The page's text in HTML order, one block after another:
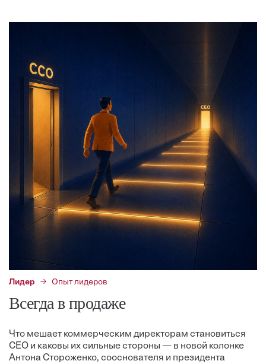
Лидер Опыт лидеров
Всегда в продаже
Что мешает коммерческим директорам становиться
CEO и каковы их сильные стороны — в новой колонке
Антона Стороженко, сооснователя и президента